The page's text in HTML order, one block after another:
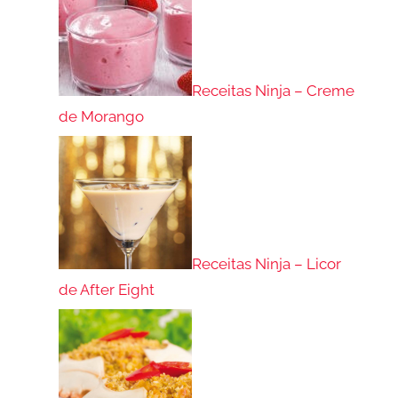
Receitas Ninja – Creme
de Morango
Receitas Ninja – Licor
de After Eight